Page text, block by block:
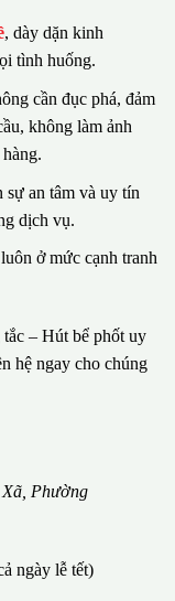
, dày dặn kinh
tình huống.
cần đục phá, đảm
không làm ảnh
sự an tâm và uy tín
dịch vụ.
ở mức cạnh tranh
– Hút bể phốt uy
hệ ngay cho chúng
Xã, Phường
ngày lễ tết)